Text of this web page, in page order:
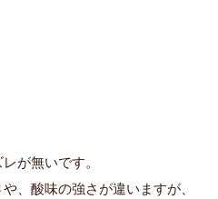
が無いです。
、酸味の強さが違いますが、